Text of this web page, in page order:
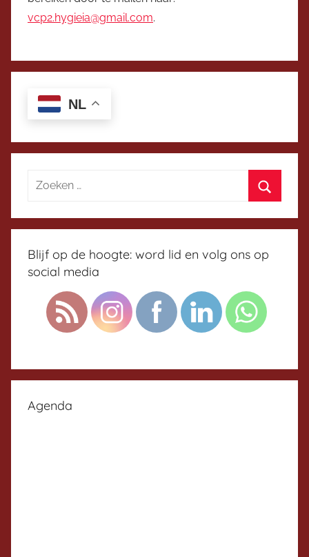
vcp2.hygieia@gmail.com.
NL
Blijf op de hoogte: word lid en volg ons op
social media
Agenda